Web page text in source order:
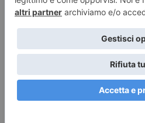
© 2024 Golden Communication srl. All
AnimaliCultura